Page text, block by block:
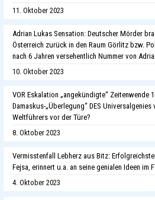
11. Oktober 2023
Adrian Lukas Sensation: Deutscher Mörder
Österreich zurück in den Raum Görlitz bzw.
nach 6 Jahren versehentlich Nummer von
10. Oktober 2023
VOR Eskalation „angekündigte“ Zeitenwende
Damaskus-„Überlegung“ DES
Weltführers vor der Türe?
8. Oktober 2023
Vermisstenfall Lebherz aus Bitz:
Fejsa, erinnert u.a. an seine genialen Ideen im
4. Oktober 2023